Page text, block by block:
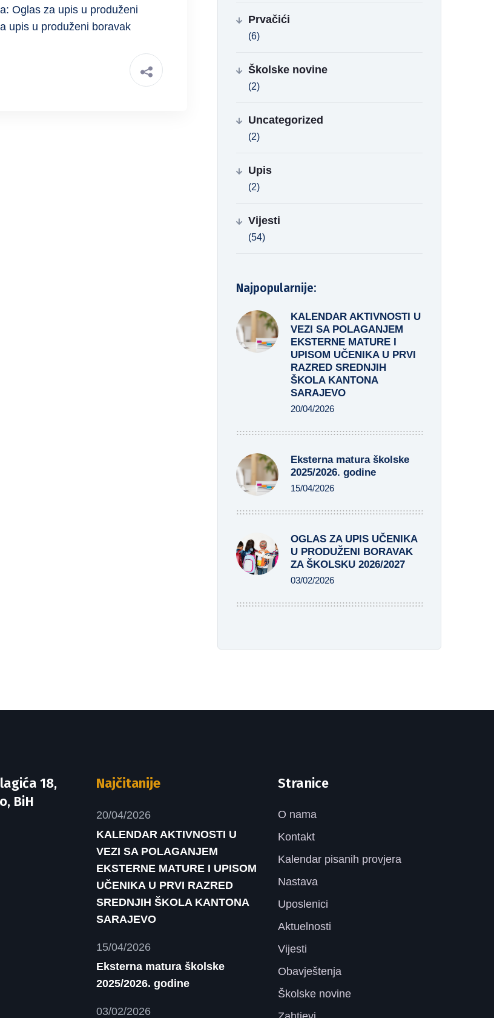
Oglas za upis u produženi
upis u produženi boravak
Prvačići
(6)
Školske novine
(2)
Uncategorized
(2)
Upis
(2)
Vijesti
(54)
Najpopularnije:
KALENDAR AKTIVNOSTI U
VEZI SA POLAGANJEM
EKSTERNE MATURE I
UPISOM UČENIKA U PRVI
RAZRED SREDNJIH
ŠKOLA KANTONA
SARAJEVO
20/04/2026
Eksterna matura školske
2025/2026. godine
15/04/2026
OGLAS ZA UPIS UČENIKA
U PRODUŽENI BORAVAK
ZA ŠKOLSKU 2026/2027
03/02/2026
18,
BiH
Najčitanije
20/04/2026
KALENDAR AKTIVNOSTI U
VEZI SA POLAGANJEM
EKSTERNE MATURE I UPISOM
UČENIKA U PRVI RAZRED
SREDNJIH ŠKOLA KANTONA
SARAJEVO
15/04/2026
Eksterna matura školske
2025/2026. godine
03/02/2026
Stranice
O nama
Kontakt
Kalendar pisanih provjera
Nastava
Uposlenici
Aktuelnosti
Vijesti
Obavještenja
Školske novine